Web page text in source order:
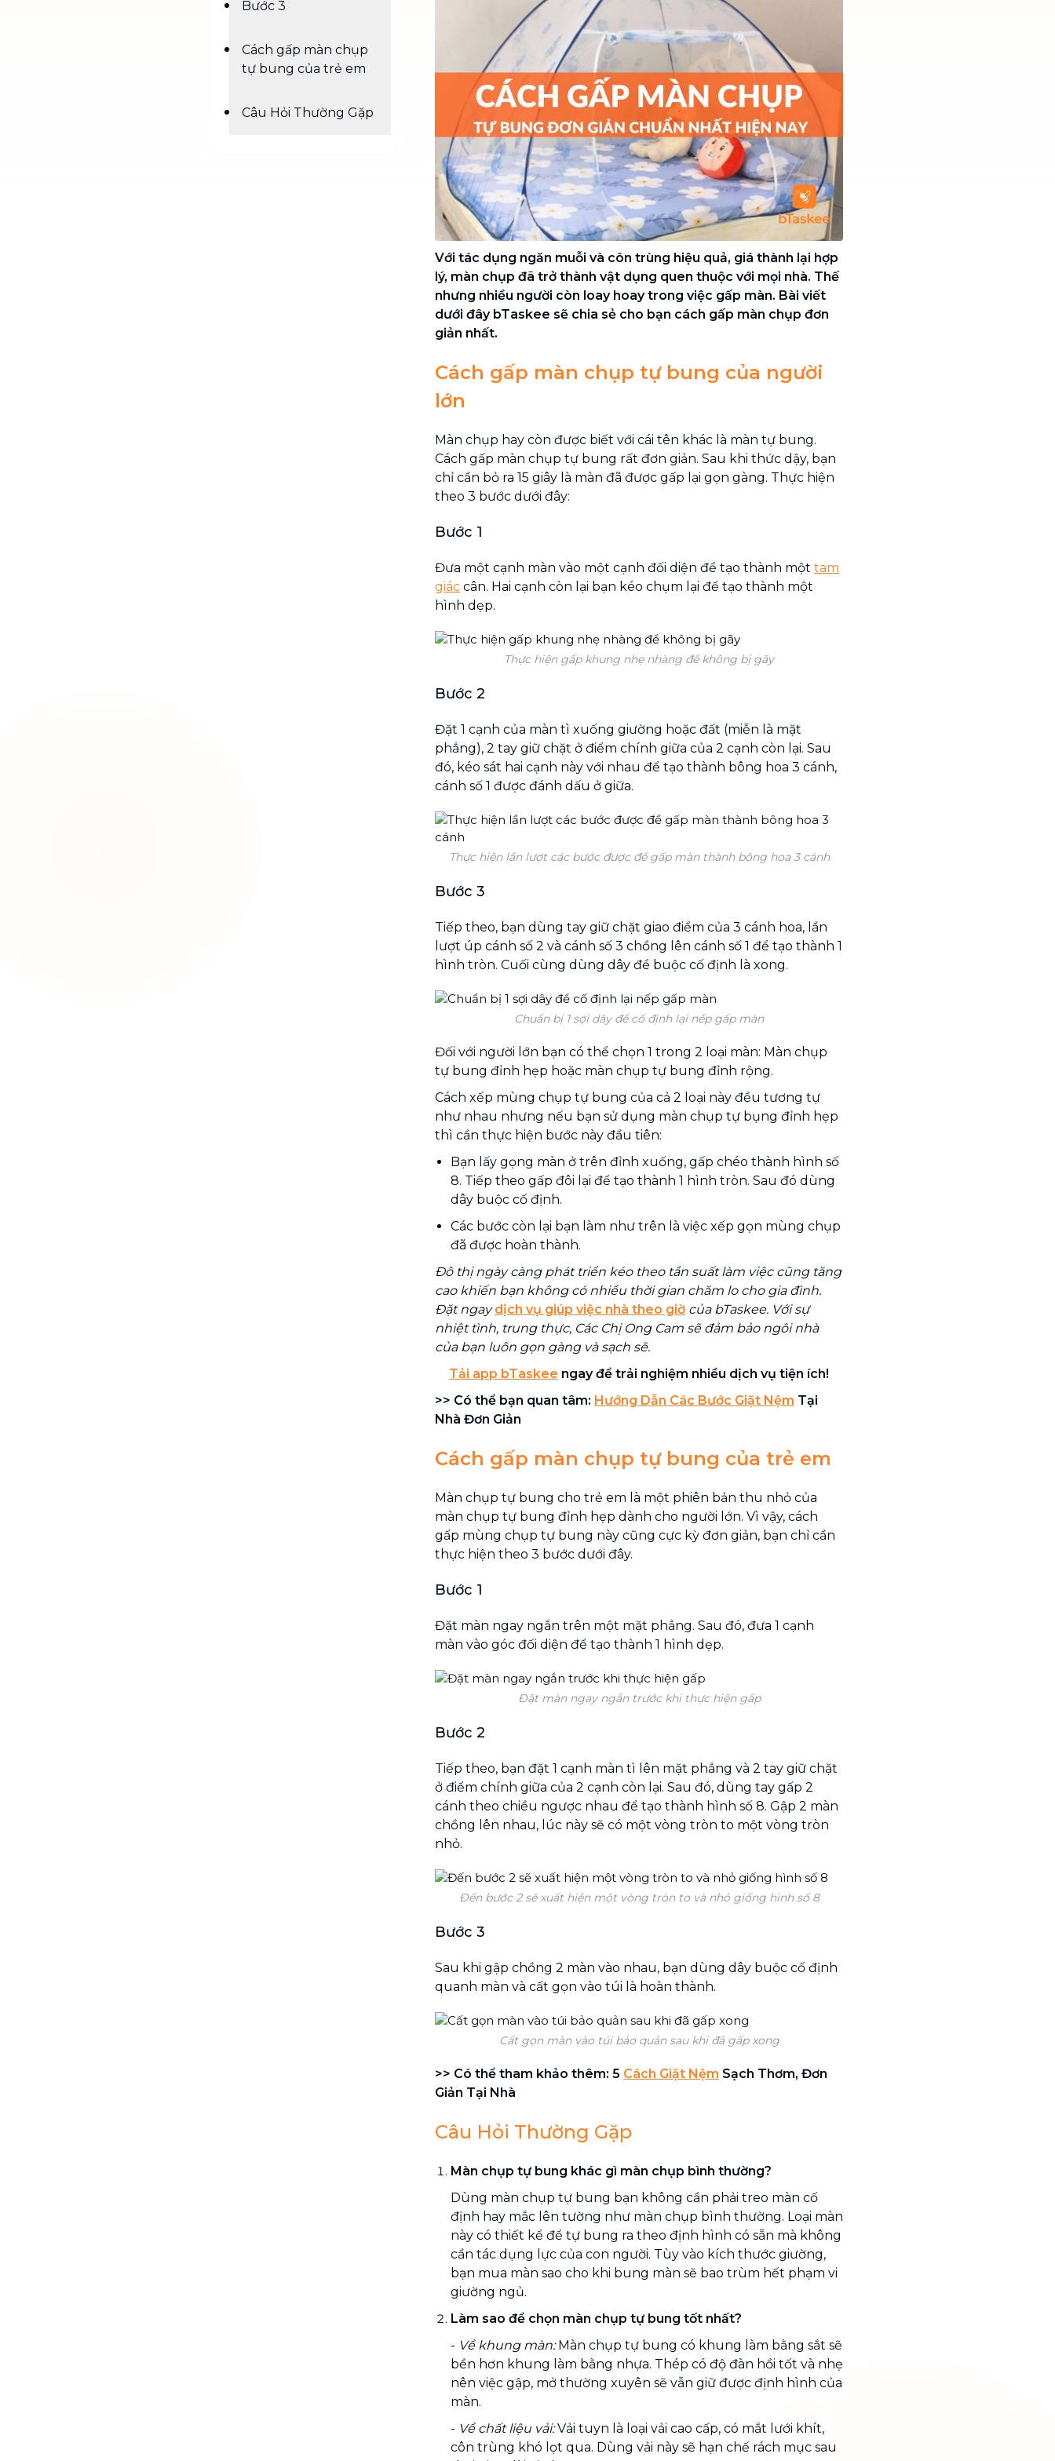
Chuyển nhà trọn gói, không lo dọn
dẹp nơi đi nơi đến
Vệ sinh công nghiệp NEW
Vệ sinh chuyên nghiệp cho văn
phòng, nhà xưởng, công trình lớn
Bước 3
Cách gấp màn chụp
tự bung của trẻ em
Câu Hỏi Thường Gặp
Với tác dụng ngăn muỗi và côn trùng hiệu quả, giá thành lại hợp
lý, màn chụp đã trở thành vật dụng quen thuộc với mọi nhà. Thế
nhưng nhiều người còn loay hoay trong việc gấp màn. Bài viết
dưới đây bTaskee sẽ chia sẻ cho bạn cách gấp màn chụp đơn
giản nhất.
Cách gấp màn chụp tự bung của người
lớn
Màn chụp hay còn được biết với cái tên khác là màn tự bung.
Cách gấp màn chụp tự bung rất đơn giản. Sau khi thức dậy, bạn
chỉ cần bỏ ra 15 giây là màn đã được gấp lại gọn gàng. Thực hiện
theo 3 bước dưới đây:
Bước 1
Đưa một cạnh màn vào một cạnh đối diện để tạo thành một tam
giác cân. Hai cạnh còn lại bạn kéo chụm lại để tạo thành một
hình dẹp.
Thực hiện gấp khung nhẹ nhàng để không bị gãy
Bước 2
Đặt 1 cạnh của màn tì xuống giường hoặc đất (miễn là mặt
phẳng), 2 tay giữ chặt ở điểm chính giữa của 2 cạnh còn lại. Sau
đó, kéo sát hai cạnh này với nhau để tạo thành bông hoa 3 cánh,
cánh số 1 được đánh dấu ở giữa.
Thực hiện lần lượt các bước được để gấp màn thành bông hoa 3 cánh
Bước 3
Tiếp theo, bạn dùng tay giữ chặt giao điểm của 3 cánh hoa, lần
lượt úp cánh số 2 và cánh số 3 chồng lên cánh số 1 để tạo thành 1
hình tròn. Cuối cùng dùng dây để buộc cố định là xong.
Chuẩn bị 1 sợi dây để cố định lại nếp gấp màn
Đối với người lớn bạn có thể chọn 1 trong 2 loại màn: Màn chụp
tự bung đỉnh hẹp hoặc màn chụp tự bung đỉnh rộng.
Cách xếp mùng chụp tự bung của cả 2 loại này đều tương tự
như nhau nhưng nếu bạn sử dụng màn chụp tự bụng đỉnh hẹp
thì cần thực hiện bước này đầu tiên:
Bạn lấy gọng màn ở trên đỉnh xuống, gấp chéo thành hình số
8. Tiếp theo gấp đôi lại để tạo thành 1 hình tròn. Sau đó dùng
dây buộc cố định.
Các bước còn lại bạn làm như trên là việc xếp gọn mùng chụp
đã được hoàn thành.
Đô thị ngày càng phát triển kéo theo tần suất làm việc cũng tăng
cao khiến bạn không có nhiều thời gian chăm lo cho gia đình.
Đặt ngaydịch vụ giúp việc nhà theo giờ của bTaskee. Với sự
nhiệt tình, trung thực, Các Chị Ong Cam sẽ đảm bảo ngôi nhà
của bạn luôn gọn gàng và sạch sẽ.
Tải app bTaskee ngay để trải nghiệm nhiều dịch vụ tiện ích!
>> Có thể bạn quan tâm: Hướng Dẫn Các Bước Giặt Nệm Tại
Nhà Đơn Giản
Cách gấp màn chụp tự bung của trẻ em
Màn chụp tự bung cho trẻ em là một phiên bản thu nhỏ của
màn chụp tự bung đỉnh hẹp dành cho người lớn. Vì vậy, cách
gấp mùng chụp tự bung này cũng cực kỳ đơn giản, bạn chỉ cần
thực hiện theo 3 bước dưới đây.
Bước 1
Đặt màn ngay ngắn trên một mặt phẳng. Sau đó, đưa 1 cạnh
màn vào góc đối diện để tạo thành 1 hình dẹp.
Đặt màn ngay ngắn trước khi thực hiện gấp
Bước 2
Tiếp theo, bạn đặt 1 cạnh màn tì lên mặt phẳng và 2 tay giữ chặt
ở điểm chính giữa của 2 cạnh còn lại. Sau đó, dùng tay gấp 2
cánh theo chiều ngược nhau để tạo thành hình số 8. Gập 2 màn
chồng lên nhau, lúc này sẽ có một vòng tròn to một vòng tròn
nhỏ.
Đến bước 2 sẽ xuất hiện một vòng tròn to và nhỏ giống hình số 8
Bước 3
Sau khi gập chồng 2 màn vào nhau, bạn dùng dây buộc cố định
quanh màn và cất gọn vào túi là hoàn thành.
Cất gọn màn vào túi bảo quản sau khi đã gấp xong
>> Có thể tham khảo thêm: 5 Cách Giặt Nệm Sạch Thơm, Đơn
Giản Tại Nhà
Câu Hỏi Thường Gặp
Màn chụp tự bung khác gì màn chụp bình thường?
Dùng màn chụp tự bung bạn không cần phải treo màn cố
định hay mắc lên tường như màn chụp bình thường. Loại màn
này có thiết kể để tự bung ra theo định hình có sẵn mà không
cần tác dụng lực của con người. Tùy vào kích thước giường,
bạn mua màn sao cho khi bung màn sẽ bao trùm hết phạm vi
giường ngủ.
Làm sao để chọn màn chụp tự bung tốt nhất?
- Về khung màn:Màn chụp tự bung có khung làm bằng sắt sẽ
bền hơn khung làm bằng nhựa. Thép có độ đàn hồi tốt và nhẹ
nên việc gập, mở thường xuyên sẽ vẫn giữ được định hình của
màn.
- Về chất liệu vải:Vải tuyn là loại vải cao cấp, có mắt lưới khít,
côn trùng khó lọt qua. Dùng vải này sẽ hạn chế rách mục sau